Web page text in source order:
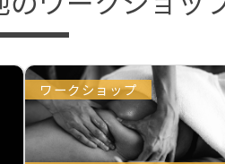
ワークショップ